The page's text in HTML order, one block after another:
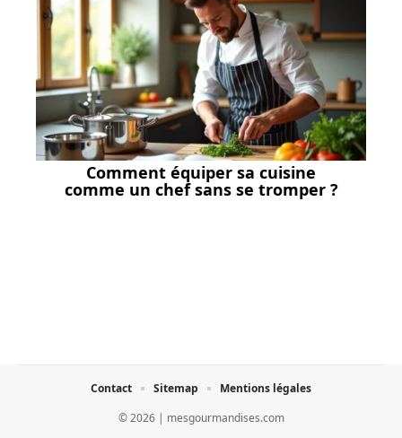
Comment équiper sa cuisine
comme un chef sans se tromper ?
© 2026 | mesgourmandises.com
Contact Sitemap Mentions légales